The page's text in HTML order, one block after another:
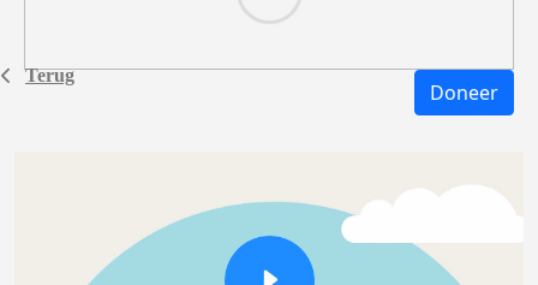
Terug
Doneer